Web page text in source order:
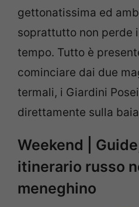
gettonatissima ed
soprattutto non perde
tempo. Tutto è
cominciare dai due
termali, i Giardini
direttamente sulla
Weekend |
itinerario russo
meneghino